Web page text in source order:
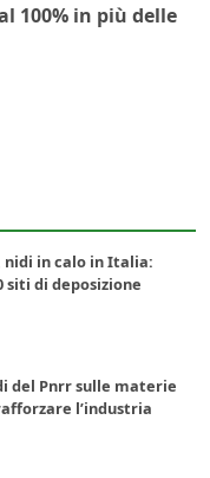
100% in più delle
in calo in Italia:
siti di deposizione
del Pnrr sulle materie
l’industria